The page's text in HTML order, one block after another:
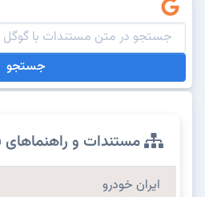
جستجو
مستندات و راهنماهای
ایران خودرو